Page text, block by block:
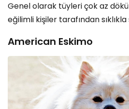
Genel olarak tüyleri çok az
eğilimli kişiler tarafından
American Eskimo